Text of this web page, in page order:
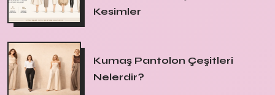
Kesimler
Kumaş Pantolon Çeşitleri
Nelerdir?